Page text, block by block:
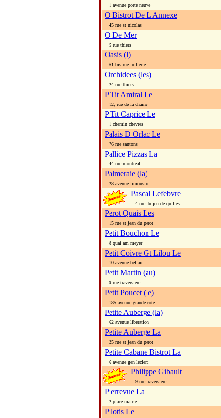
1 avenue porte neuve
O Bistrot De L Annexe
45 rue st nicolas
O De Mer
5 rue thiers
Oasis (l)
61 bis rue juillerie
Orchidees (les)
24 rue thiers
P Tit Amiral Le
12, rue de la chaine
P Tit Caprice Le
1 chemin chevres
Palais D Orlac Le
76 rue santons
Pallice Pizzas La
44 rue montreal
Palmeraie (la)
28 avenue limousin
Pascal Lefebvre
4 rue du jeu de quilles
Perot Quais Les
15 rue st jean du perot
Petit Bouchon Le
8 quai am meyer
Petit Coivre Gt Lilou Le
10 avenue bel air
Petit Martin (au)
9 rue traversiere
Petit Poucet (le)
185 avenue grande cote
Petite Auberge (la)
62 avenue liberation
Petite Auberge La
25 rue st jean du perot
Petite Cabane Bistrot La
6 avenue gen leclerc
Philippe Gibault
9 rue traversiere
Pierrevue La
2 place mairie
Pilotis Le